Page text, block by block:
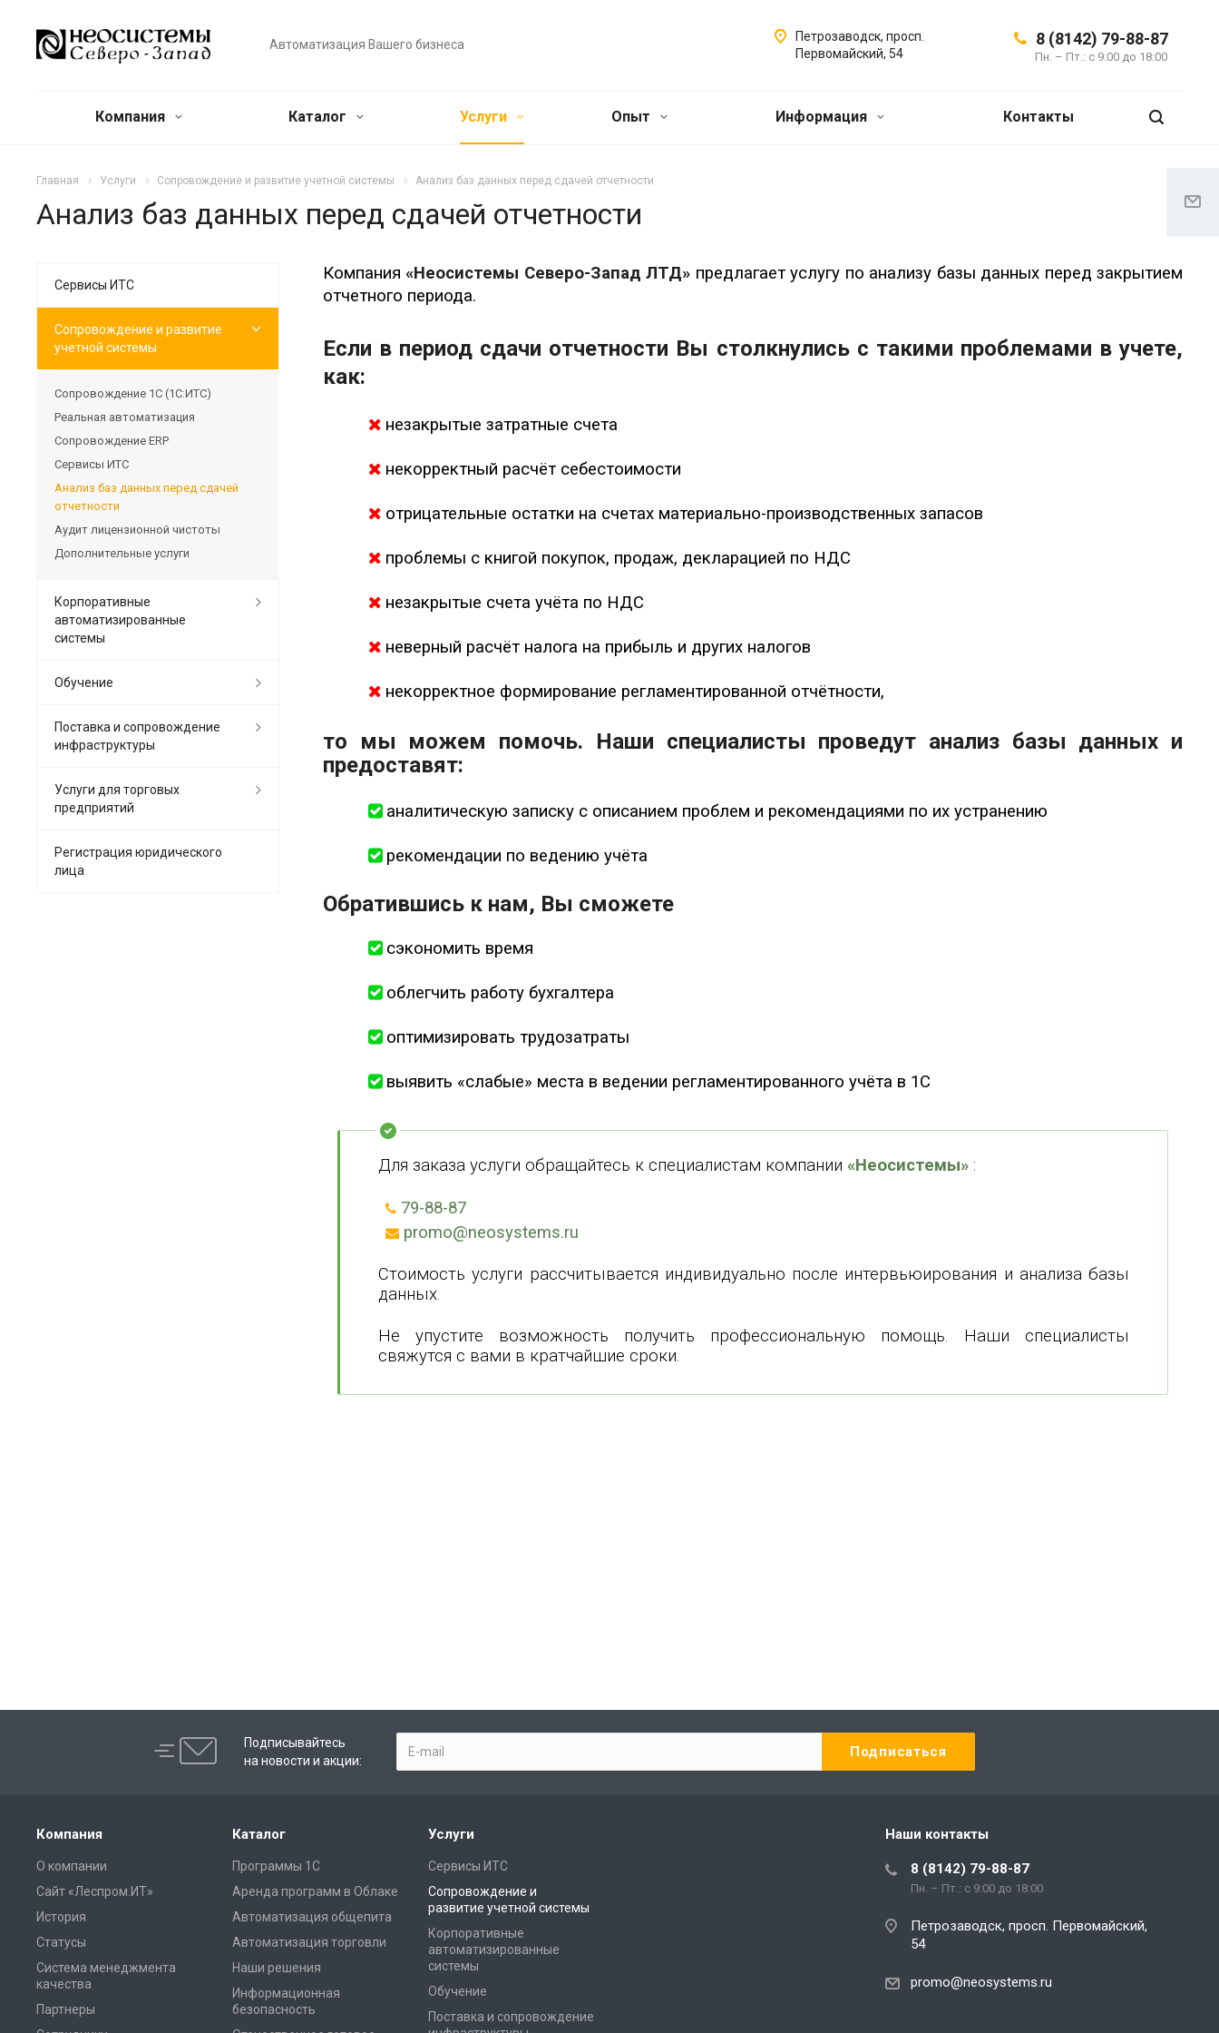
Автоматизация Вашего бизнеса 8 (8142) 79-88-87
Пн. – Пт.: с 9:00 до 18:00
Петрозаводск, просп.
Первомайский, 54
Компания Каталог Услуги Опыт Информация Контакты
Главная Услуги Сопровождение и развитие учетной системы Анализ баз данных перед сдачей отчетности
Анализ баз данных перед сдачей отчетности
Компания«Неосистемы Северо-Запад ЛТД» предлагает услугу по анализу базы данных перед закрытием
отчетного периода.
Если в период сдачи отчетности Вы столкнулись с такими проблемами в учете,
как:
незакрытые затратные счета
некорректный расчёт себестоимости
отрицательные остатки на счетах материально-производственных запасов
проблемы с книгой покупок, продаж, декларацией по НДС
незакрытые счета учёта по НДС
неверный расчёт налога на прибыль и других налогов
некорректное формирование регламентированной отчётности,
то мы можем помочь. Наши специалисты проведут анализ базы данных и
предоставят:
аналитическую записку с описанием проблем и рекомендациями по их устранению
рекомендации по ведению учёта
Обратившись к нам, Вы сможете
сэкономить время
облегчить работу бухгалтера
оптимизировать трудозатраты
выявить «слабые» места в ведении регламентированного учёта в 1С
Для заказа услуги обращайтесь к специалистам компании «Неосистемы» :
79-88-87
promo@neosystems.ru
Стоимость услуги рассчитывается индивидуально после интервьюирования и анализа базы
данных.
Не упустите возможность получить профессиональную помощь. Наши специалисты
свяжутся с вами в кратчайшие сроки.
Сервисы ИТС
Сопровождение и развитие
учетной системы
Сопровождение 1С (1С:ИТС)
Реальная автоматизация
Сопровождение ERP
Сервисы ИТС
Анализ баз данных перед сдачей
отчетности
Аудит лицензионной чистоты
Дополнительные услуги
Корпоративные
автоматизированные
системы
Обучение
Поставка и сопровождение
инфраструктуры
Услуги для торговых
предприятий
Регистрация юридического
лица
Подписывайтесь
на новости и акции:
Компания
О компании
Сайт «Леспром.ИТ»
История
Статусы
Система менеджмента
качества
Партнеры
Каталог
Программы 1С
Аренда программ в Облаке
Автоматизация общепита
Автоматизация торговли
Наши решения
Информационная
безопасность
Услуги
Сервисы ИТС
Сопровождение и
развитие учетной системы
Корпоративные
автоматизированные
системы
Обучение
Поставка и сопровождение
Наши контакты
8 (8142) 79-88-87
Пн. – Пт.: с 9:00 до 18:00
Петрозаводск, просп. Первомайский,
54
promo@neosystems.ru